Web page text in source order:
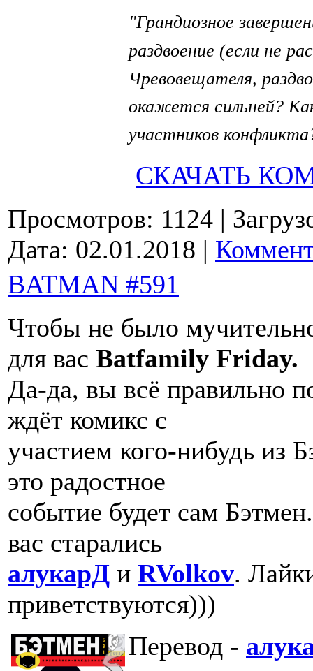
"Грандиозное
раздвоение (если не
Чревовещателя,
окажется сильней?
участников
СКАЧАТЬ
Просмотров: 1124 |
Дата: 02.01.2018 |
BATMAN #591
Чтобы не было
для вас Batfamily Friday.
Да-да, вы всё правильно
ждёт комикс с
участием кого-нибудь из
это радостное
событие будет сам
вас старались
алукарД и RVolkov.
приветствуются)))
Перевод -